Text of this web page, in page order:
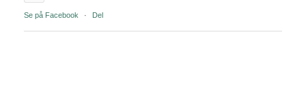
Se på Facebook · Del